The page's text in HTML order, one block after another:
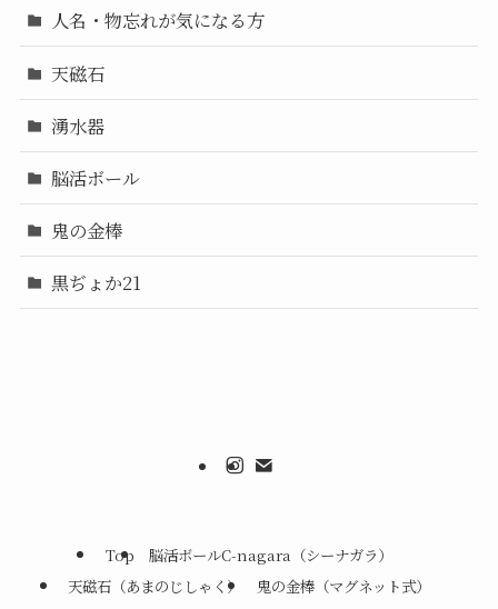
人名・物忘れが気になる方
天磁石
湧水器
脳活ボール
鬼の金棒
黒ぢょか21
Top
脳活ボールC-nagara（シーナガラ）
天磁石（あまのじしゃく）
鬼の金棒（マグネット式）